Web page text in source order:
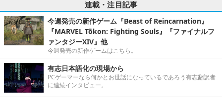
連載・注目記事
今週発売の新作ゲーム『Beast of Reincarnation』
『MARVEL Tōkon: Fighting Souls』『ファイナルフ
ァンタジーXIV』他
今週発売の新作ゲームはこちら。
有志日本語化の現場から
PCゲーマーなら何かとお世話になっているであろう有志翻訳者
に連続インタビュー。